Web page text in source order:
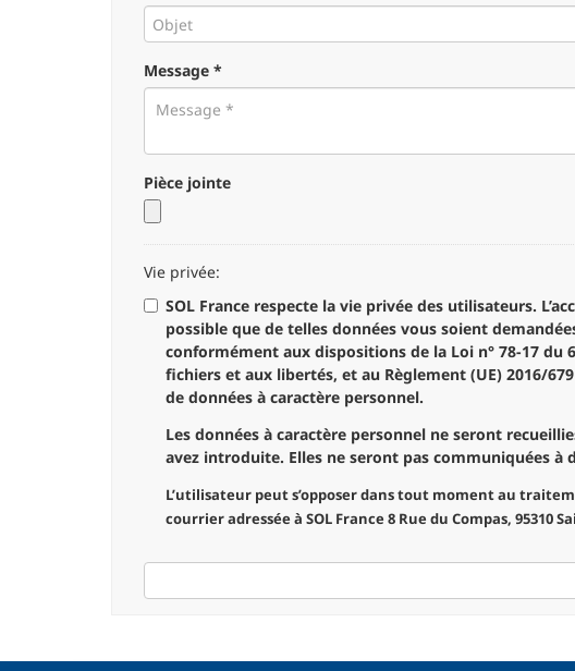
Message *
Pièce jointe
Vie privée:
SOL France respecte la vie privée des utilisateurs. L’accès à ce site ne requiert aucune donnée à caractère personnel. Il est cependant
possible que de telles données vous soient demandées, notamment pour
conformément aux dispositions de la Loi n° 78-17
fichiers et aux libertés, et au Règlement (UE) 2016/
de données à caractère personnel.
Les données à caractère personnel ne seront
avez introduite. Elles ne seront pas communiquées à
L’utilisateur peut s’opposer dans tout moment au
courrier adressée à SOL France 8 Rue du Compas, 95310